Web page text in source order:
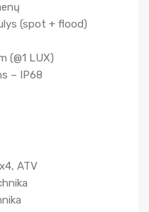
(spot + flood)
(@1 LUX)
– IP68
ATV